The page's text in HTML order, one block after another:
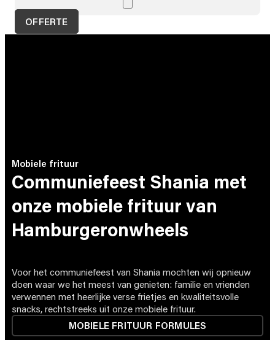
OFFERTE
Mobiele frituur
Communiefeest Shania met
onze mobiele frituur van
Hamburgeronwheels
Voor het communiefeest van Shania mochten wij opnieuw
doen waar we het meest van genieten: familie en vrienden
verwennen met heerlijke verse frietjes en kwaliteitsvolle
snacks, rechtstreeks uit onze mobiele frituur.
MOBIELE FRITUUR FORMULES